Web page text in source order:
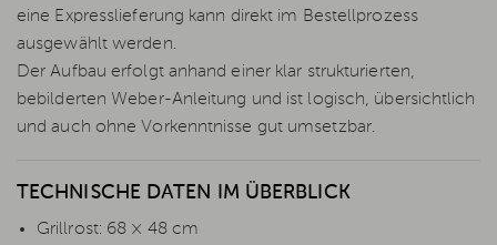
eine Expresslieferung kann direkt im Bestellprozess
ausgewählt werden.
Der Aufbau erfolgt anhand einer klar strukturierten,
bebilderten Weber-Anleitung und ist logisch, übersichtlich
und auch ohne Vorkenntnisse gut umsetzbar.
TECHNISCHE DATEN IM ÜBERBLICK
Grillrost: 68 × 48 cm